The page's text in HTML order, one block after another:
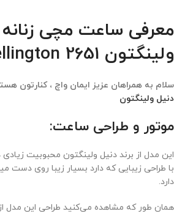
معرفی ساعت مچی زنانه
ولینگتون 2651 Daniel Wellington
سلام به همراهان عزیز ایمان واچ ، کنارتون
دنیل ولینگتون
موتور و طراحی ساعت:
این مدل از برند دنیل ولینگتون محبوبیت زیادی
با طراحی زیبایی که دارد بسیار زیبا روی دست
دارد.
همان طور که مشاهده می‌کنید طراحی این مدل از